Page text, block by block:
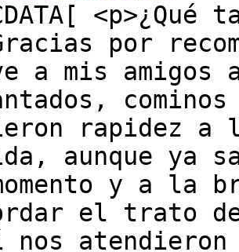
<p>¿Qué
por
a mis amigos
rapidez a
aunque ya
y a la
el trato
atendieron